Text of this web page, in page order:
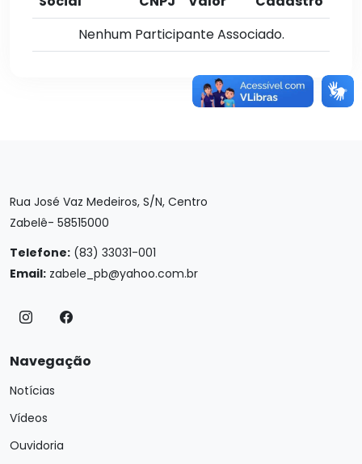
Nenhum Participante Associado.
Rua José Vaz Medeiros, S/N, Centro
Zabelê- 58515000
Telefone: (83) 33031-001
Email: zabele_pb@yahoo.com.br
Navegação
Notícias
Vídeos
Ouvidoria